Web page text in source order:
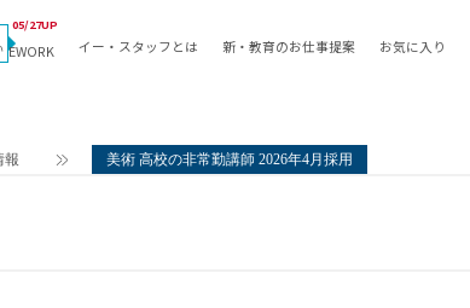
常勤講師
05/27UP
EWORK
イー・スタッフとは 新・教育のお仕事提案 お気に入り
報 美術 高校の非常勤講師 2026年4月採用